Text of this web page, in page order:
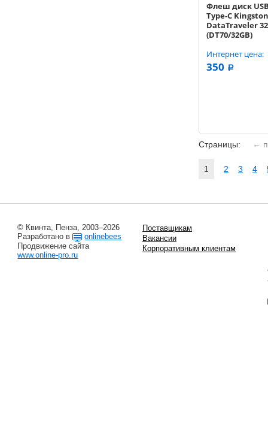
Флеш диск
Type-C Kingston
DataTraveler
(DT70/32GB)
Интернет цена:
350 a
Страницы: ←
1 2 3 4
© Квинта, Пенза, 2003–2026
Разработано в
onlinebees
Продвижение сайта
www.online-pro.ru
Поставщикам
Вакансии
Корпоративным клиентам